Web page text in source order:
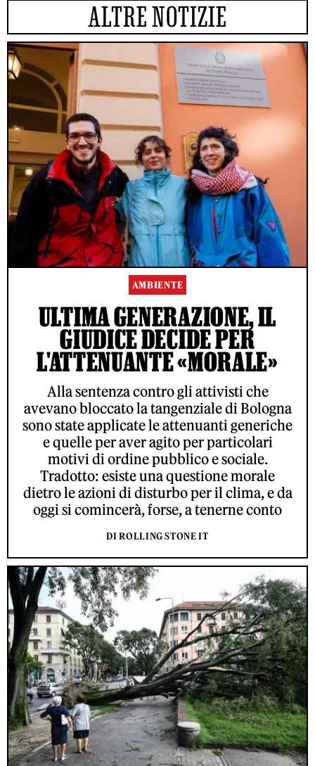
ALTRE NOTIZIE
AMBIENTE
ULTIMA GENERAZIONE, IL
GIUDICE DECIDE PER
L'ATTENUANTE «MORALE»
Alla sentenza contro gli attivisti che
avevano bloccato la tangenziale di Bologna
sono state applicate le attenuanti generiche
e quelle per aver agito per particolari
motivi di ordine pubblico e sociale.
Tradotto: esiste una questione morale
dietro le azioni di disturbo per il clima, e da
oggi si comincerà, forse, a tenerne conto
DI ROLLING STONE IT